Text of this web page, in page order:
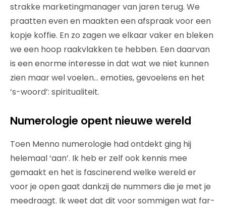
strakke marketingmanager van jaren terug. We
praatten even en maakten een afspraak voor een
kopje koffie. En zo zagen we elkaar vaker en bleken
we een hoop raakvlakken te hebben. Een daarvan
is een enorme interesse in dat wat we niet kunnen
zien maar wel voelen… emoties, gevoelens en het
‘s-woord’: spiritualiteit.
Numerologie opent nieuwe wereld
Toen Menno numerologie had ontdekt ging hij
helemaal ‘aan’. Ik heb er zelf ook kennis mee
gemaakt en het is fascinerend welke wereld er
voor je open gaat dankzij de nummers die je met je
meedraagt. Ik weet dat dit voor sommigen wat far-